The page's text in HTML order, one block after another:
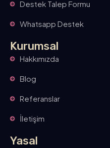
Destek Talep Formu
Whatsapp Destek
Kurumsal
Hakkımızda
Blog
Referanslar
İletişim
Yasal